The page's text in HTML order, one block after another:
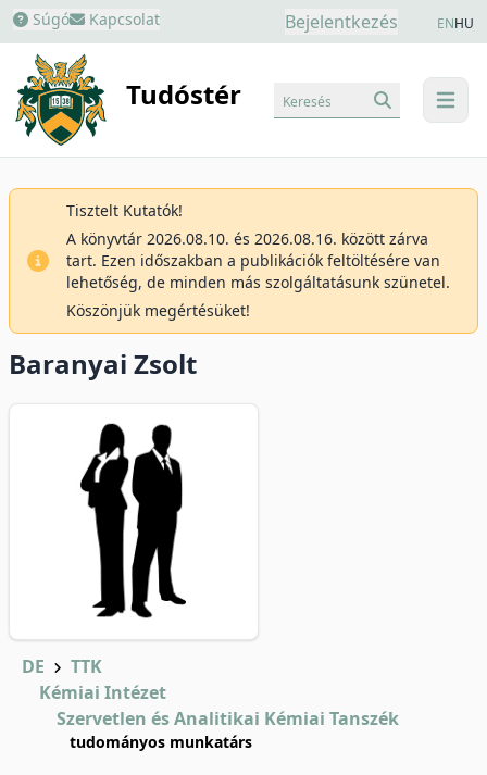
Súgó Kapcsolat Bejelentkezés ENHU
Tudóstér menu
Keresés
Tisztelt Kutatók!
A könyvtár 2026.08.10. és 2026.08.16. között zárva
tart. Ezen időszakban a publikációk feltöltésére van
lehetőség, de minden más szolgáltatásunk szünetel.
Köszönjük megértésüket!
Baranyai Zsolt
DE
TTK
Kémiai Intézet
Szervetlen és Analitikai Kémiai Tanszék
tudományos munkatárs